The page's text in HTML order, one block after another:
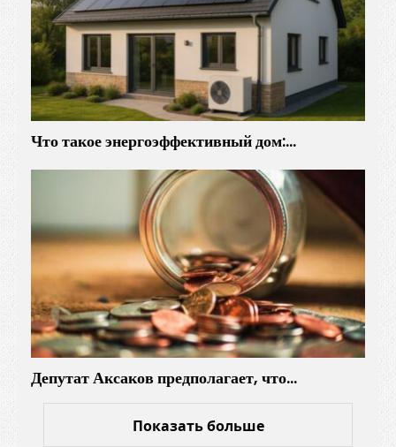
Что такое энергоэффективный дом:…
Депутат Аксаков предполагает, что…
Показать больше